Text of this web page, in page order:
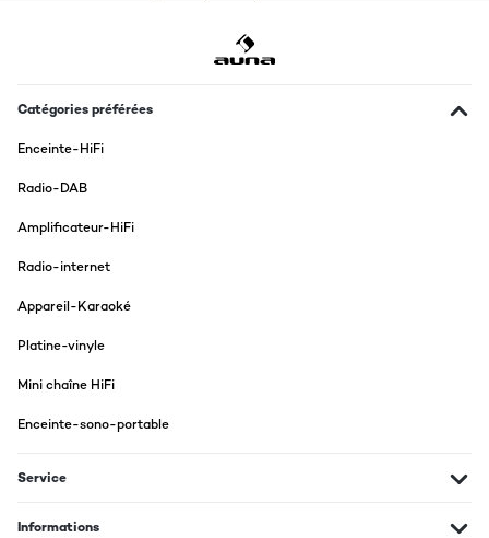
Catégories préférées
Enceinte-HiFi
Radio-DAB
Amplificateur-HiFi
Radio-internet
Appareil-Karaoké
Platine-vinyle
Mini chaîne HiFi
Enceinte-sono-portable
Service
Informations